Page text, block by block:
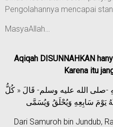
Pengolahannya mencapai
MasyaAllah…
Aqiqah DISUNNAHKAN
Karena itu
الله عليه وسلم- قَالَ « كُلُّ
Dari Samuroh bin Jundub,